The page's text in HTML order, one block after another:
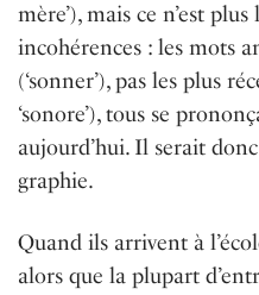
mère’), mais ce n’est plus
incohérences : les mots
(‘sonner’), pas les plus
‘sonore’), tous se
aujourd’hui. Il serait
graphie.
Quand ils arrivent à
alors que la plupart